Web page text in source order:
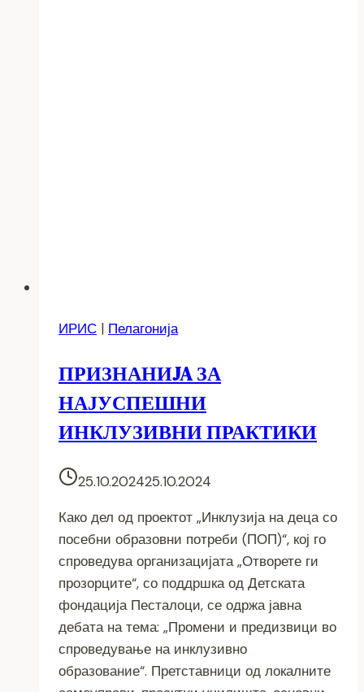
ИРИС | Пелагонија
ПРИЗНАНИJA ЗА
НАЈУСПЕШНИ
ИНКЛУЗИВНИ ПРАКТИКИ
25.10.202425.10.2024
Како дел од проектот „Инклузија на деца со
посебни образовни потреби (ПОП)“, кој го
спроведува организацијата „Отворете ги
прозорците“, со поддршка од Детската
фондација Песталоци, се одржа јавна
дебата на тема: „Промени и предизвици во
спроведување на инклузивно
образование“. Претставници од локалните